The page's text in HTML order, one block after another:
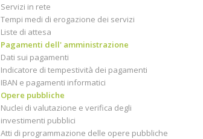
Servizi in rete
Tempi medi di erogazione dei servizi
Liste di attesa
Pagamenti dell' amministrazione
Dati sui pagamenti
Indicatore di tempestività dei pagamenti
IBAN e pagamenti informatici
Opere pubbliche
Nuclei di valutazione e verifica degli
investimenti pubblici
Atti di programmazione delle opere pubbliche